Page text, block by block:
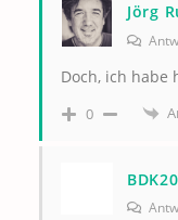
Jörg
Doch, ich habe
0